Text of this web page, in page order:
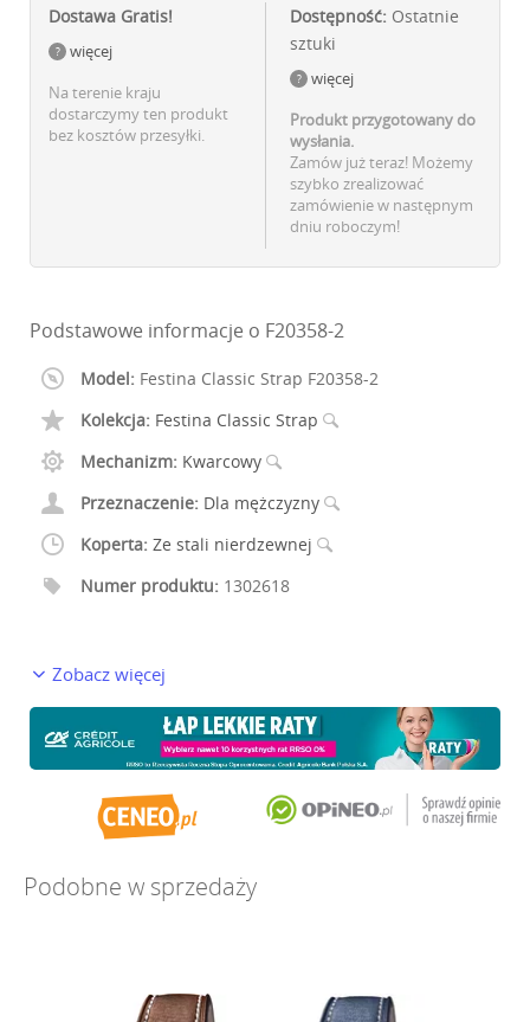
Dostawa Gratis!
więcej
Na terenie kraju
dostarczymy ten produkt
bez kosztów przesyłki.
Dostępność: Ostatnie
sztuki
więcej
Produkt przygotowany do
wysłania.
Zamów już teraz! Możemy
szybko zrealizować
zamówienie w następnym
dniu roboczym!
Podstawowe informacje o F20358-2
Model: Festina Classic Strap F20358-2
Kolekcja: Festina Classic Strap
Mechanizm: Kwarcowy
Przeznaczenie: Dla mężczyzny
Koperta: Ze stali nierdzewnej
Numer produktu: 1302618
Zobacz więcej
Podobne w sprzedaży